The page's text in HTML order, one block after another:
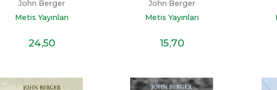
John Berger
Metis Yayınları
24,50
John Berger
Metis Yayınları
15,70